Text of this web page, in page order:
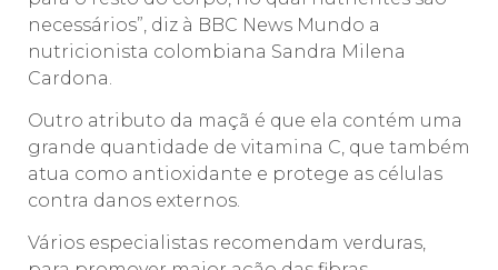
necessários”, diz à BBC News Mundo a
nutricionista colombiana Sandra Milena
Cardona.
Outro atributo da maçã é que ela contém uma
grande quantidade de vitamina C, que também
atua como antioxidante e protege as células
contra danos externos.
Vários especialistas recomendam verduras,